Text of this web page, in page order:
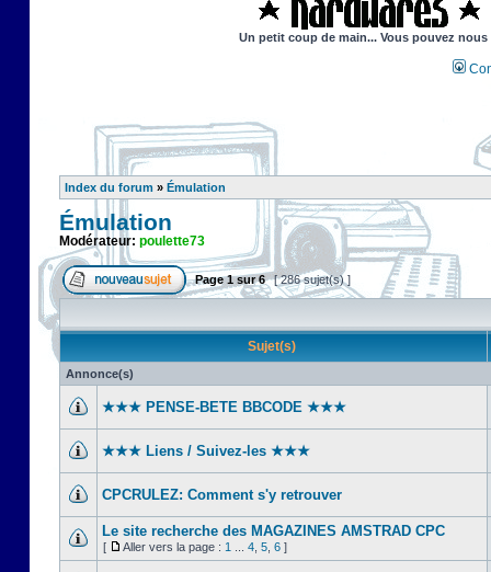
Un petit coup de main... Vous pouvez
Index du forum » Émulation
Émulation
Modérateur: poulette73
Page1sur6 [ 286 sujet(s) ]
Sujet(s)
Annonce(s)
★★★ PENSE-BETE BBCODE ★★★
★★★ Liens / Suivez-les ★★★
CPCRULEZ: Comment s'y retrouver‎
Le site recherche des MAGAZINES AMSTRAD CPC
[ Aller vers la page : 1 4 5 6 ]